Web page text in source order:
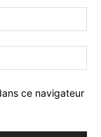
ce navigateur